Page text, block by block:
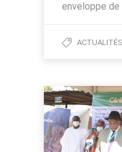
enveloppe
ACTUALITÉS